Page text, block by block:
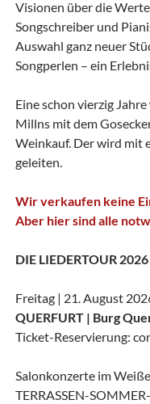
Visionen über die
Songschreiber und
Auswahl ganz neuer
Songperlen – ein
Eine schon vierzig
Millns mit dem
Weinkauf. Der wird mit
geleiten.
Wir verkaufen keine
Aber hier sind alle
DIE LIEDERTOUR 2026
Freitag | 21. August
QUERFURT | Burg
Ticket-Reservierung:
Salonkonzerte im
TERRASSEN-